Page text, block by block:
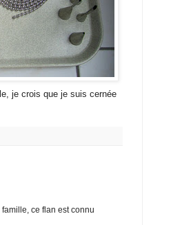
je crois que je suis cernée
ce flan est connu